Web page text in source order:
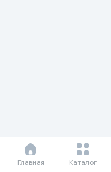
Главная Каталог